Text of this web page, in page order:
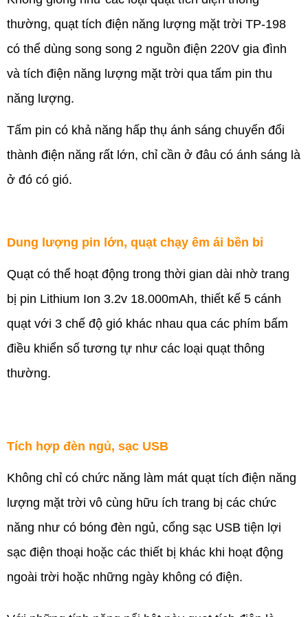
thường, quạt tích điện năng lượng mặt trời TP-198
có thể dùng song song 2 nguồn điện 220V gia đình
và tích điện năng lượng mặt trời qua tấm pin thu
năng lượng.
Tấm pin có khả năng hấp thụ ánh sáng chuyển đổi
thành điện năng rất lớn, chỉ cần ở đâu có ánh sáng là
ở đó có gió.
Dung lượng pin lớn, quạt chạy êm ái bền bỉ
Quạt có thể hoạt động trong thời gian dài nhờ trang
bị pin Lithium Ion 3.2v 18.000mAh, thiết kế 5 cánh
quạt với 3 chế độ gió khác nhau qua các phím bấm
điều khiển số tương tự như các loại quạt thông
thường.
Tích hợp đèn ngủ, sạc USB
Không chỉ có chức năng làm mát quạt tích điện năng
lượng mặt trời vô cùng hữu ích trang bị các chức
năng như có bóng đèn ngủ, cổng sạc USB tiện lợi
sạc điện thoại hoặc các thiết bị khác khi hoạt động
ngoài trời hoặc những ngày không có điện.